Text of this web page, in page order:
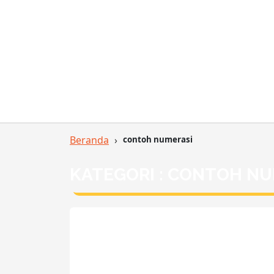
Beranda › contoh numerasi